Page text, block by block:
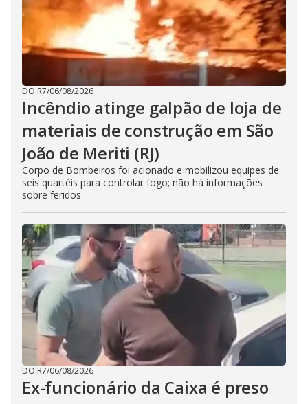
DO R7/06/08/2026
Incêndio atinge galpão de loja de
materiais de construção em São
João de Meriti (RJ)
Corpo de Bombeiros foi acionado e mobilizou equipes de
seis quartéis para controlar fogo; não há informações
sobre feridos
DO R7/06/08/2026
Ex-funcionário da Caixa é preso